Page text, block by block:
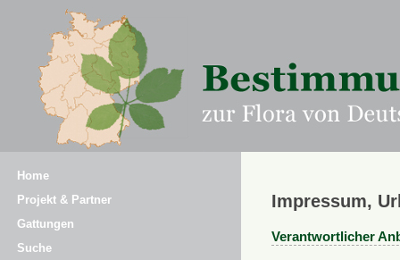
Home
Projekt & Partner
Gattungen
Suche
Impressum,
Verantwortlicher